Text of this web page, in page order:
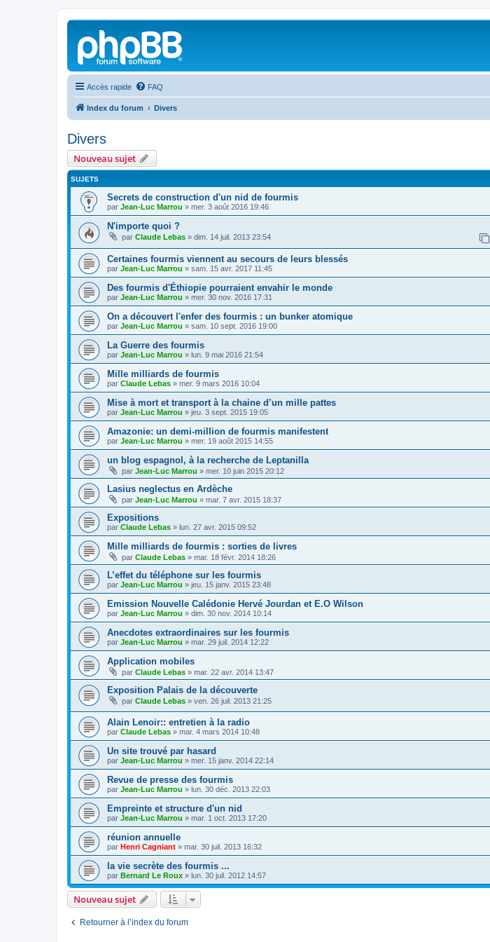
Accès rapide FAQ
Index du forum Divers
Divers
Nouveau sujet
SUJETS
Secrets de construction d'un nid de fourmis
par Jean-Luc Marrou » mer. 3 août 2016 19:46
N'importe quoi ?
par Claude Lebas » dim. 14 juil. 2013 23:54
Certaines fourmis viennent au secours de leurs blessés
par Jean-Luc Marrou » sam. 15 avr. 2017 11:45
Des fourmis d'Éthiopie pourraient envahir le monde
par Jean-Luc Marrou » mer. 30 nov. 2016 17:31
On a découvert l'enfer des fourmis : un bunker atomique
par Jean-Luc Marrou » sam. 10 sept. 2016 19:00
La Guerre des fourmis
par Jean-Luc Marrou » lun. 9 mai 2016 21:54
Mille milliards de fourmis
par Claude Lebas » mer. 9 mars 2016 10:04
Mise à mort et transport à la chaine d’un mille pattes
par Jean-Luc Marrou » jeu. 3 sept. 2015 19:05
Amazonie: un demi-million de fourmis manifestent
par Jean-Luc Marrou » mer. 19 août 2015 14:55
un blog espagnol, à la recherche de Leptanilla
par Jean-Luc Marrou » mer. 10 juin 2015 20:12
Lasius neglectus en Ardèche
par Jean-Luc Marrou » mar. 7 avr. 2015 18:37
Expositions
par Claude Lebas » lun. 27 avr. 2015 09:52
Mille milliards de fourmis : sorties de livres
par Claude Lebas » mar. 18 févr. 2014 18:26
L’effet du téléphone sur les fourmis
par Jean-Luc Marrou » jeu. 15 janv. 2015 23:48
Emission Nouvelle Calédonie Hervé Jourdan et E.O Wilson
par Jean-Luc Marrou » dim. 30 nov. 2014 10:14
Anecdotes extraordinaires sur les fourmis
par Jean-Luc Marrou » mar. 29 juil. 2014 12:22
Application mobiles
par Claude Lebas » mar. 22 avr. 2014 13:47
Exposition Palais de la découverte
par Claude Lebas » ven. 26 juil. 2013 21:25
Alain Lenoir:: entretien à la radio
par Claude Lebas » mar. 4 mars 2014 10:48
Un site trouvé par hasard
par Jean-Luc Marrou » mer. 15 janv. 2014 22:14
Revue de presse des fourmis
par Jean-Luc Marrou » lun. 30 déc. 2013 22:03
Empreinte et structure d'un nid
par Jean-Luc Marrou » mar. 1 oct. 2013 17:20
réunion annuelle
par Henri Cagniant » mar. 30 juil. 2013 16:32
la vie secrète des fourmis ...
par Bernard Le Roux » lun. 30 juil. 2012 14:57
Nouveau sujet
Retourner à l’index du forum